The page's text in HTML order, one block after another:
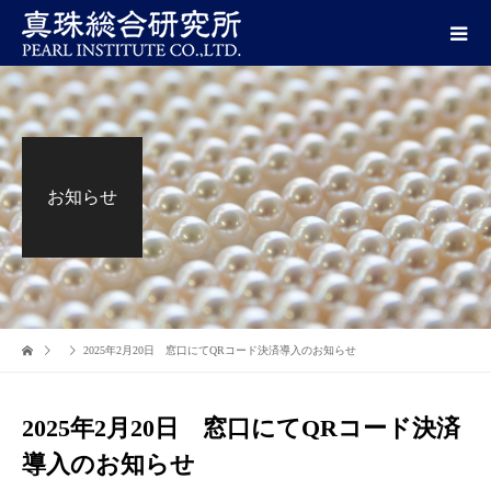
お知らせ
2025年2月20日 窓口にてQRコード決済導入のお知らせ
2025年2月20日 窓口にてQRコード決済
導入のお知らせ